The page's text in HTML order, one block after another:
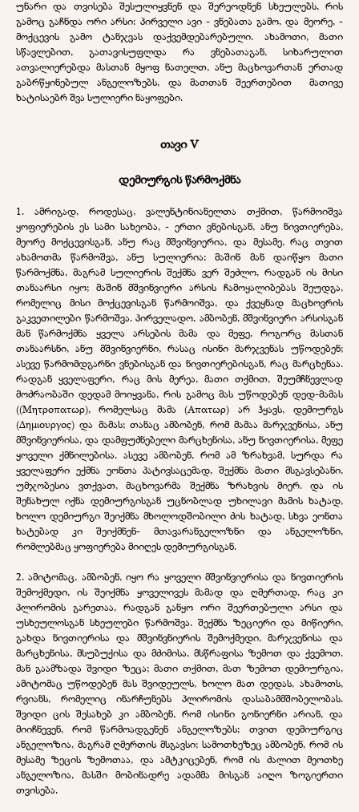
უნარი და თვისება შესულიყვნენ და შერეოდნენ სხეულებს, რის
გამოც გაჩნდა ორი არსი: პირველი ავი - ვნებათა გამო, და მეორე, -
მოქცევის გამო ტანჯვას დაქვემდებარებული. ახამოთი, მათი
სწავლებით, გათავისუფლდა რა ვნებათაგან, სიხარულით
ათვალიერებდა მასთან მყოფ ნათელთ, ანუ მაცხოვართან ერთად
გაბრწყინებულ ანგელოზებს, და მათთან შეერთებით მათივე
ხატისაებრ შვა სულიერი ნაყოფები.
თავი V
დემიურგის წარმოქმნა
1. ამრიგად, როდესაც, ვალენტინიანელთა თქმით, წარმოიშვა
ყოფიერების ეს სამი სახეობა, - ერთი ვნებისგან, ანუ ნივთიერება,
მეორე მოქცევისგან, ანუ რაც მშვინვიერია, და მესამე, რაც თვით
ახამოთმა წარმოშვა, ანუ სულიერია; მაშინ მან დაიწყო მათი
წარმოქმნა, მაგრამ სულიერის შექმნა ვერ შეძლო, რადგან ის მისი
თანაარსი იყო; მაშინ მშვინვიერი არსის ჩამოყალიბებას შეუდგა,
რომელიც მისი მოქცევისგან წარმოიშვა, და ქვეყნად მაცხოვრის
გაკვეთილები წარმოშვა. პირველადო, ამბობენ, მშვინვიერი არსისგან
მან წარმოქმნა ყველა არსების მამა და მეფე, როგორც მასთან
თანაარსნი, ანუ მშვინვიერნი, რასაც ისინი მარჯვენას უწოდებენ;
ასევე წარმომდგარნი ვნებისგან და ნივთიერებისგან, რაც მარცხენაა.
რადგან ყველაფერი, რაც მის მერეა, მათი თქმით, შეუმჩნევლად
მოძრაობაში დედამ მოიყვანა, რის გამოც მას უწოდებენ დედ-მამას
((Μητροπατωρ), რომელსაც მამა (Аπατωρ) არ ჰყავს, დემიურგს
(Δημιουργος) და მამას; თანაც ამბობენ, რომ მამაა მარჯვენისა, ანუ
მშვინვიერისა, და დამფუძნებელი მარცხენისა, ანუ ნივთიერისა, მეფე
ყოველი ქმნილებისა. ასევე ამბობენ, რომ ამ ზრახვამ, სურდა რა
ყველაფერი ექმნა ეონთა პატივსაცემად, შექმნა მათი მსგავსებანი,
უმჯობესია ვთქვათ, მაცხოვარმა შექმნა ზრახვის მიერ. და ის
შენახულ იქნა დემიურგისგან უცნობლად უხილავი მამის ხატად,
ხოლო დემიურგი შეიქმნა მხოლოდშობილი ძის ხატად, სხვა ეონთა
ხატებად კი შეიქმნენ- მთავარანგელოზნი და ანგელოზნი,
რომლებმაც ყოფიერება მიიღეს დემიურგისგან.
2. ამიტომაც, ამბობენ, იყო რა ყოველი მშვინვიერისა და ნივთიერის
შემოქმედი, ის შეიქმნა ყოველივეს მამად და ღმერთად, რაც კი
პლირომის გარეთაა, რადგან განყო ორი შეერთებული არსი და
უსხეულოსგან სხეულები წარმოშვა. შექმნა ზეციერი და მიწიერი,
გახდა ნივთიერისა და მშვინვნიერის შემოქმედი, მარჯვენისა და
მარცხენისა, მსუბუქისა და მძიმისა, მსწრაფისა ზემოთ და ქვემოთ.
მან გაამზადა შვიდი ზეცა; მათი თქმით, მათ ზემოთ დემიურგია,
ამიტომაც უწოდებენ მას შვიდეულს, ხოლო მათ დედას, ახამოთს,
რვიანს, რომელიც ინარჩუნებს პლირომის დასაბამმშობელობას.
შვიდი ცის შესახებ კი ამბობენ, რომ ისინი გონიერნი არიან, და
მიიჩნევენ, რომ წარმოადგენენ ანგელოზებს; თვით დემიურგიც
ანგელოზია, მაგრამ ღმერთის მსგავსი; სამოთხეზეც ამბობენ, რომ ის
მესამე ზეცის ზემოთაა, და ამტკიცებენ, რომ ის ძალით მეოთხე
ანგელოზია, მასში მობინადრე ადამმა მისგან აიღო ზოგიერთი
თვისება.